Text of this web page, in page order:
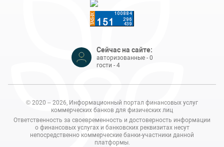
Сейчас на сайте:
авторизованные - 0
гости - 4
© 2020 – 2026, Информационный портал финансовых услуг
коммерческих банков для физических лиц
Ответственность за своевременность и достоверность информации
о финансовых услугах и банковских реквизитах несут
непосредственно коммерческие банки-участники данной
платформы.